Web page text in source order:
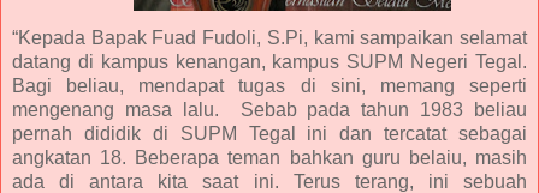
“Kepada Bapak Fuad Fudoli, S.Pi, kami sampaikan selamat
datang di kampus kenangan, kampus SUPM Negeri Tegal.
Bagi beliau, mendapat tugas di sini, memang seperti
mengenang masa lalu. Sebab pada tahun 1983 beliau
pernah dididik di SUPM Tegal ini dan tercatat sebagai
angkatan 18. Beberapa teman bahkan guru belaiu, masih
ada di antara kita saat ini. Terus terang, ini sebuah